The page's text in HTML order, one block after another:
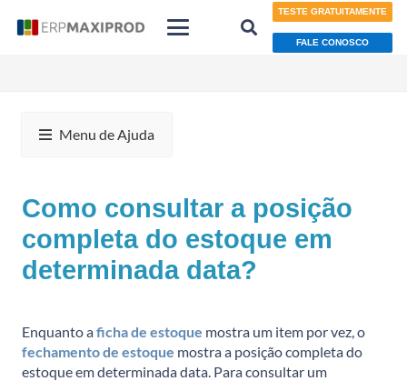
TESTE GRATUITAMENTE
FALE CONOSCO
Menu de Ajuda
Como consultar a posição
completa do estoque em
determinada data?
Enquanto aficha de estoque mostra um item por vez, o
fechamento de estoque mostra a posição completa do
estoque em determinada data. Para consultar um